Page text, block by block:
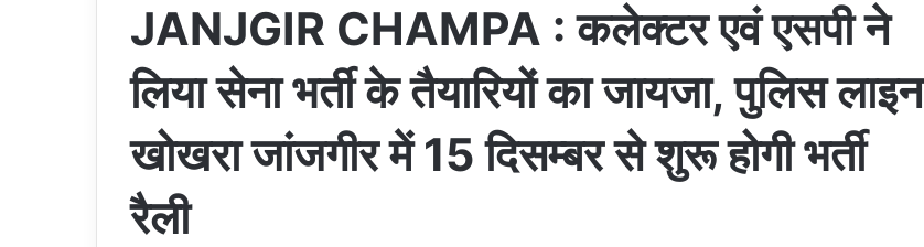
JANJGIR CHAMPA : कलेक्टर एवं एसपी ने
लिया सेना भर्ती के तैयारियों का जायजा, पुलिस लाइन
खोखरा जांजगीर में 15 दिसम्बर से शुरू होगी भर्ती
रैली